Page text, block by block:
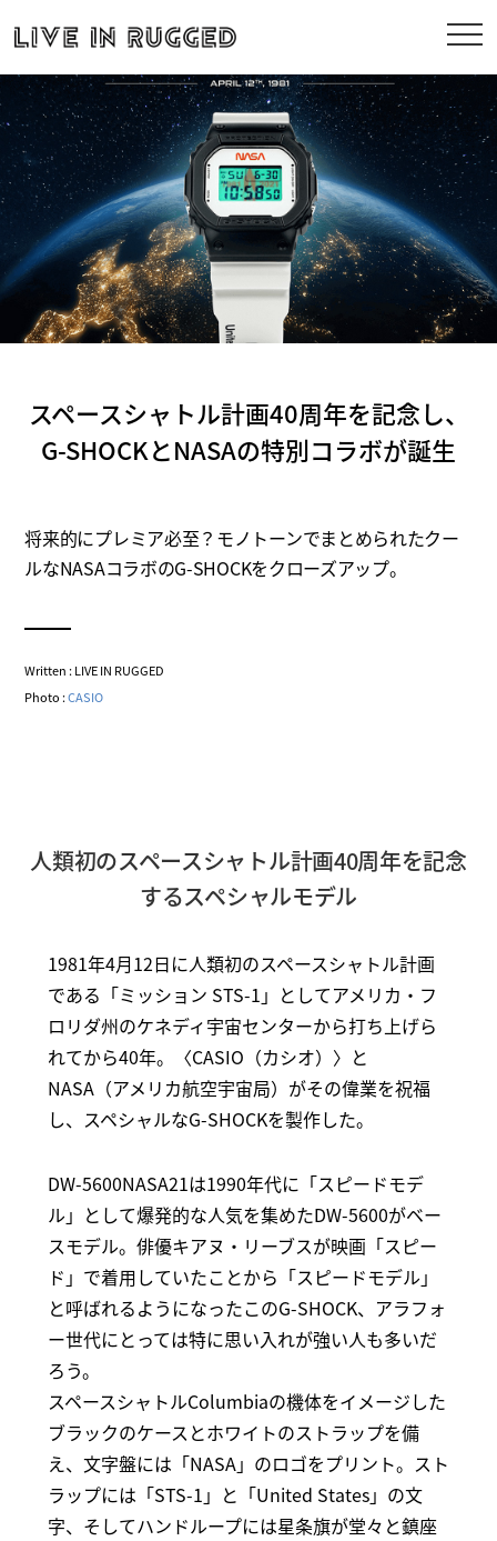
スペースシャトル計画40周年を記念し、
G-SHOCKとNASAの特別コラボが誕生
将来的にプレミア必至？モノトーンでまとめられたクー
ルなNASAコラボのG-SHOCKをクローズアップ。
Written : LIVE IN RUGGED
Photo :CASIO
人類初のスペースシャトル計画40周年を記念
するスペシャルモデル
1981年4月12日に人類初のスペースシャトル計画
である「ミッション STS-1」としてアメリカ・フ
ロリダ州のケネディ宇宙センターから打ち上げら
れてから40年。〈CASIO（カシオ）〉と
NASA（アメリカ航空宇宙局）がその偉業を祝福
し、スペシャルなG-SHOCKを製作した。
DW-5600NASA21は1990年代に「スピードモデ
ル」として爆発的な人気を集めたDW-5600がベー
スモデル。俳優キアヌ・リーブスが映画「スピー
ド」で着用していたことから「スピードモデル」
と呼ばれるようになったこのG-SHOCK、アラフォ
ー世代にとっては特に思い入れが強い人も多いだ
ろう。
スペースシャトルColumbiaの機体をイメージした
ブラックのケースとホワイトのストラップを備
え、文字盤には「NASA」のロゴをプリント。スト
ラップには「STS-1」と「United States」の文
字、そしてハンドループには星条旗が堂々と鎮座